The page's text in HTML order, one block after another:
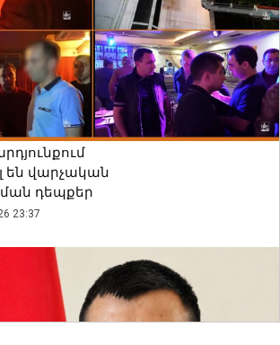
են վարչական
դեպքեր
23:37